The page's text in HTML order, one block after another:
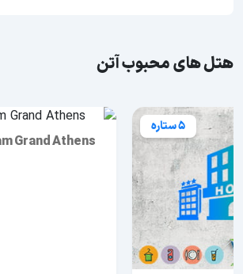
هتل های محبوب آتن
5 ستاره
Grand Athens